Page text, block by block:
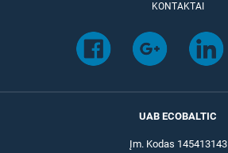
KONTAKTAI
UAB ECOBALTIC
Įm. Kodas 145413143